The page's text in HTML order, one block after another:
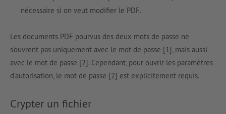
nécessaire si on veut modifier le PDF.
Les documents PDF pourvus des deux mots de passe ne
s’ouvrent pas uniquement avec le mot de passe [1], mais aussi
avec le mot de passe [2]. Cependant, pour ouvrir les paramètres
d’autorisation, le mot de passe [2] est explicitement requis.
Crypter un fichier